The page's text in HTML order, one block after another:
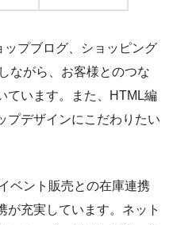
プブログ、ショッピング
ながら、お客様とのつな
ています。また、HTML編
プデザインにこだわりたい
ベント販売との在庫連携
が充実しています。ネット